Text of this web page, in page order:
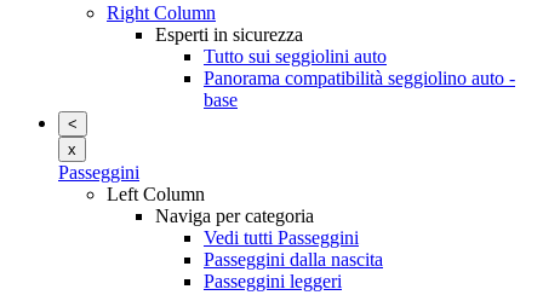
Right Column
Esperti in sicurezza
Tutto sui seggiolini auto
Panorama compatibilità seggiolino auto -
base
<
x
Passeggini
Left Column
Naviga per categoria
Vedi tutti Passeggini
Passeggini dalla nascita
Passeggini leggeri